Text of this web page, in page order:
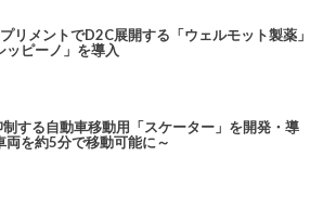
リメントでD2C展開する「ウェルモット製薬」
ッピーノ」を導入
する自動車移動用「スケーター」を開発・導
両を約5分で移動可能に～